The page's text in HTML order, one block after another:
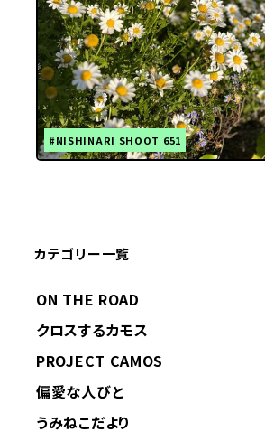
#NISHINARI SHOOT 651
カテゴリー一覧
ON THE ROAD
クロスするカモス
PROJECT CAMOS
偏愛な人びと
うみねこだより